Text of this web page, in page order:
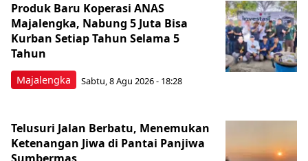
Majalengka
Produk Baru Koperasi ANAS
Majalengka, Nabung 5 Juta Bisa
Kurban Setiap Tahun Selama 5
Tahun
Sabtu, 8 Agu 2026 - 18:28
Telusuri Jalan Berbatu, Menemukan
Ketenangan Jiwa di Pantai Panjiwa